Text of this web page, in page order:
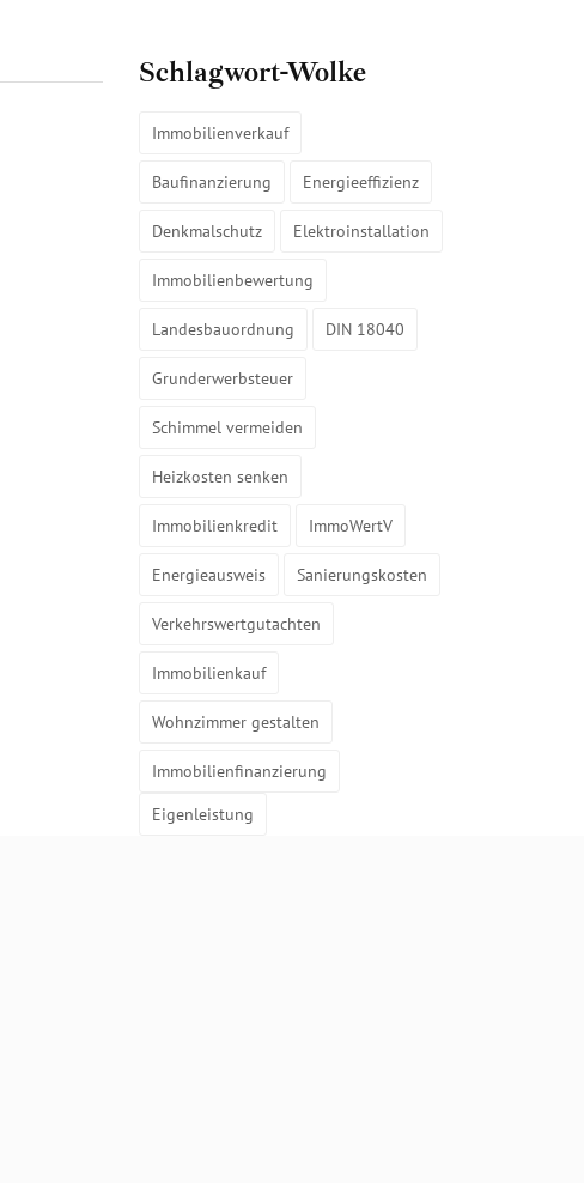
Schlagwort-Wolke
Immobilienverkauf
Baufinanzierung Energieeffizienz
Denkmalschutz Elektroinstallation
Immobilienbewertung
Landesbauordnung DIN 18040
Grunderwerbsteuer
Schimmel vermeiden
Heizkosten senken
Immobilienkredit ImmoWertV
Energieausweis Sanierungskosten
Verkehrswertgutachten
Immobilienkauf
Wohnzimmer gestalten
Immobilienfinanzierung
Eigenleistung